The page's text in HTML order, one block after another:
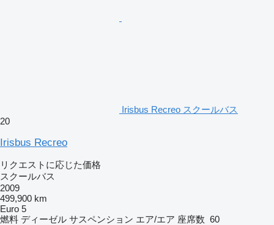
Irisbus Recreo スクールバス
20
Irisbus Recreo
リクエストに応じた価格
スクールバス
2009
499,900 km
Euro 5
燃料 ディーゼル サスペンション エア/エア 座席数 60